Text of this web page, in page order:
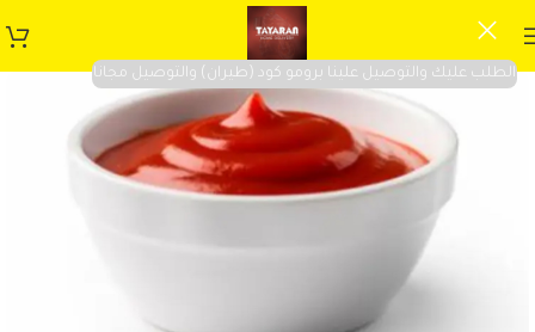
الطلب عليك والتوصيل علينا برومو كود (طيران) والتوصيل مجانا